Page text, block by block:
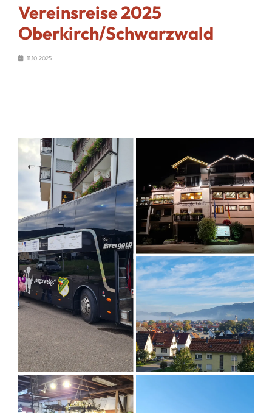
Vereinsreise 2025
Oberkirch/Schwarzwald
11.10.2025